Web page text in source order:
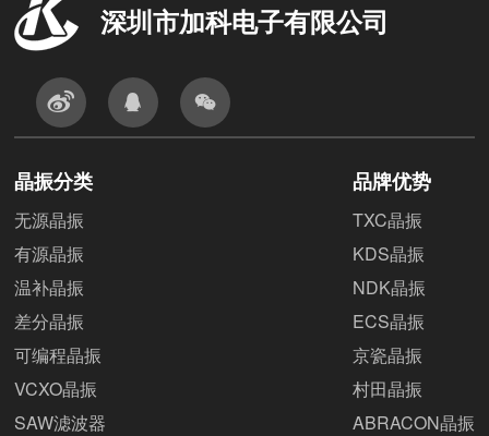
深圳市加科电子有限公司
晶振分类
无源晶振
有源晶振
温补晶振
差分晶振
可编程晶振
VCXO晶振
SAW滤波器
品牌优势
TXC晶振
KDS晶振
NDK晶振
ECS晶振
京瓷晶振
村田晶振
ABRACON晶振